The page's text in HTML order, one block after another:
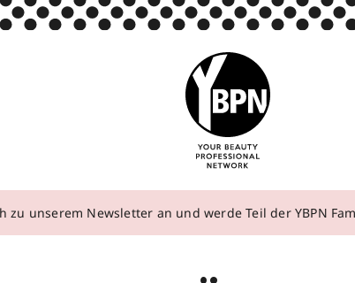
zu unserem Newsletter an und werde Teil der YBPN